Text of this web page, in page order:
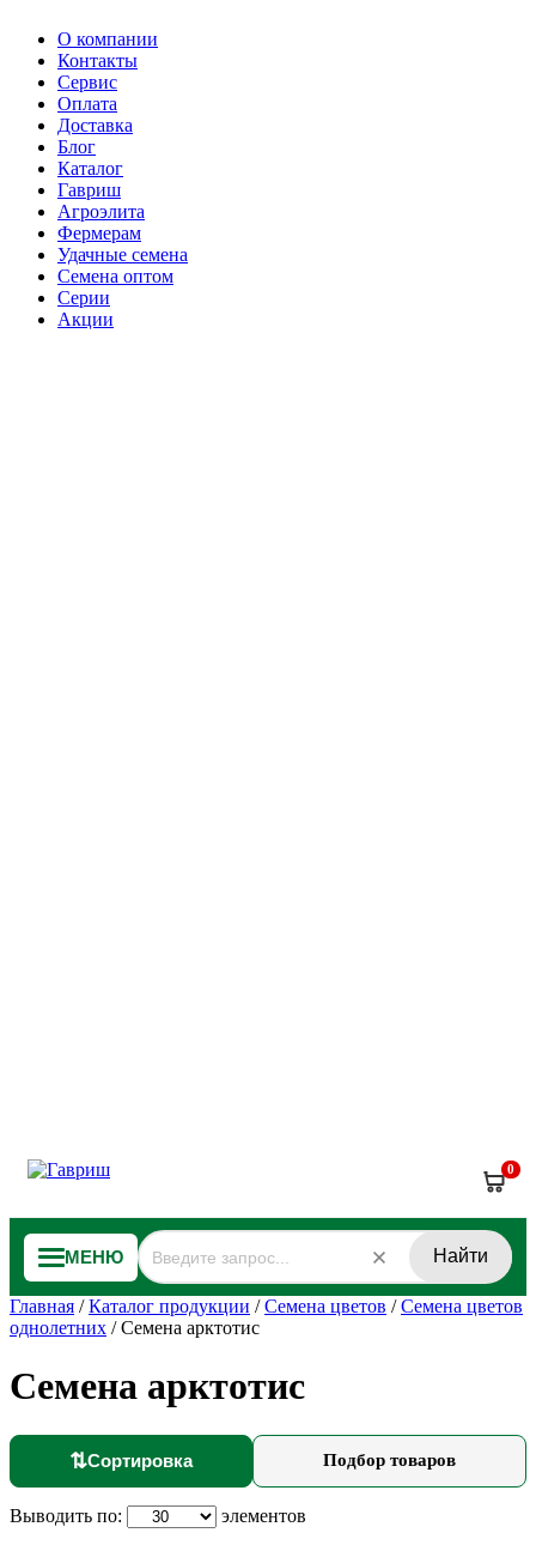
О компании
Контакты
Сервис
Оплата
Доставка
Блог
Каталог
Гавриш
Агроэлита
Фермерам
Удачные семена
Семена оптом
Серии
Акции
0
МЕНЮ Найти
Главная /Каталог продукции /Семена цветов /Семена цветов
однолетних /Семена арктотис
Семена арктотис
⇅Сортировка Подбор товаров
Выводить по: элементов